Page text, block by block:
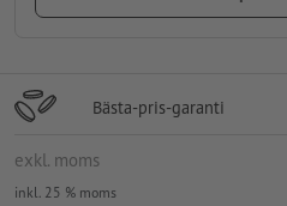
Bästa-pris-garanti
exkl. moms
inkl. 25 % moms